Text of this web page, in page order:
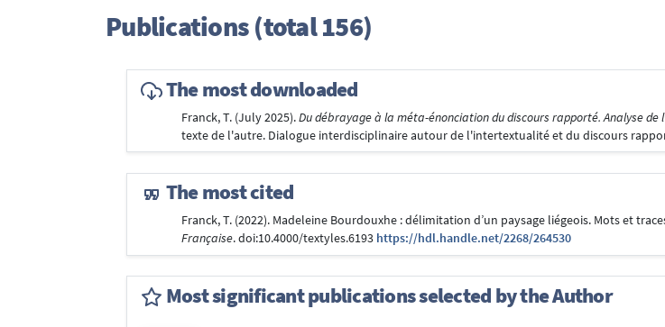
Publications (total 156)
The most downloaded
Franck, T. (July 2025).Du débrayage à la méta-énonciation du discours rapporté. Analyse de
texte de l'autre. Dialogue interdisciplinaire autour de l'intertextualité et du discours
The most cited
Franck, T. (2022). Madeleine Bourdouxhe : délimitation d’un paysage liégeois. Mots et
Française. doi:10.4000/textyles.6193 https://hdl.handle.net/2268/264530
Most significant publications selected by the Author